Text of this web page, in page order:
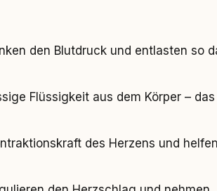
den Blutdruck und entlasten so
Flüssigkeit aus dem Körper – das
des Herzens und